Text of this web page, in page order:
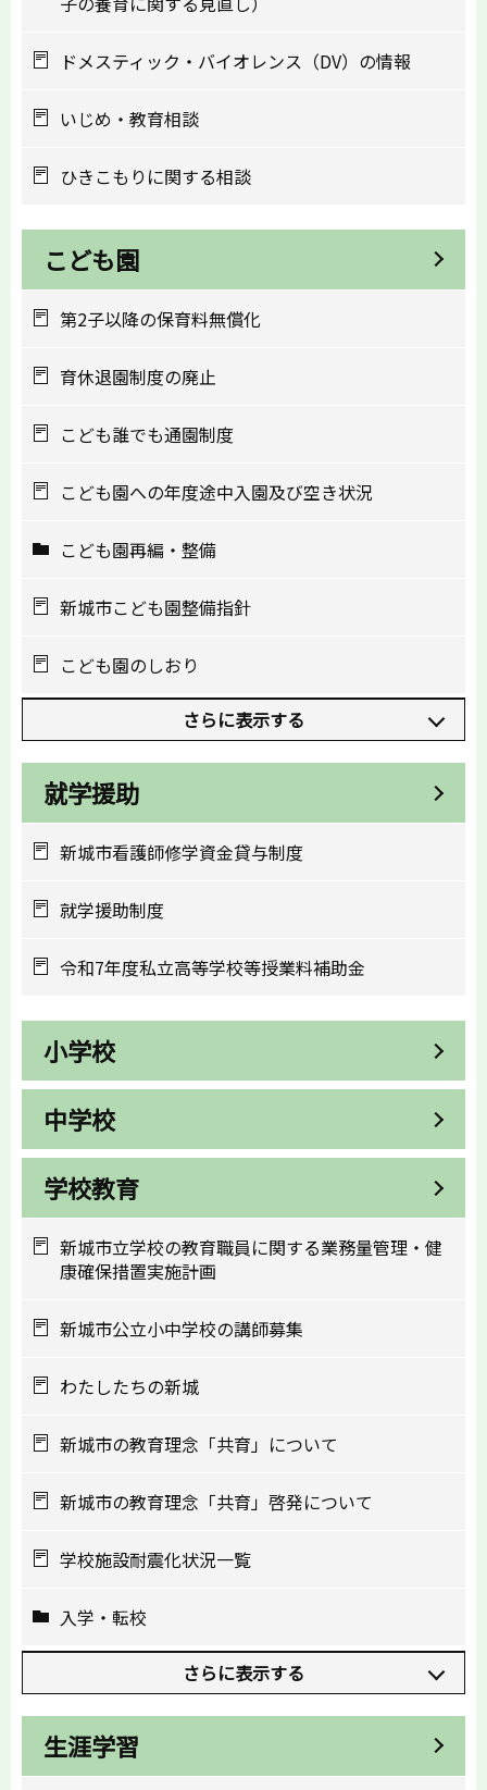
ドメスティック・バイオレンス（DV）の情報
いじめ・教育相談
ひきこもりに関する相談
こども園
第2子以降の保育料無償化
育休退園制度の廃止
こども誰でも通園制度
こども園への年度途中入園及び空き状況
こども園再編・整備
新城市こども園整備指針
こども園のしおり
さらに表示する
就学援助
新城市看護師修学資金貸与制度
就学援助制度
令和7年度私立高等学校等授業料補助金
小学校
中学校
学校教育
新城市立学校の教育職員に関する業務量管理・健
康確保措置実施計画
新城市公立小中学校の講師募集
わたしたちの新城
新城市の教育理念「共育」について
新城市の教育理念「共育」啓発について
学校施設耐震化状況一覧
入学・転校
さらに表示する
生涯学習